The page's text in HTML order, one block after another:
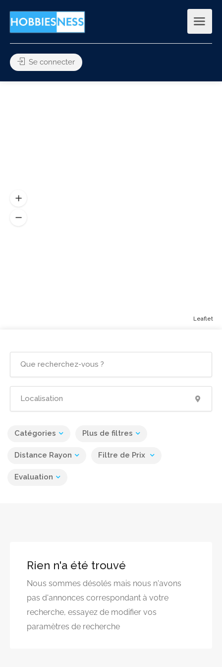
Se connecter
Catégories Plus de filtres
Distance Rayon Filtre de Prix
Evaluation
Rien n'a été trouvé
Nous sommes désolés mais nous n'avons
pas d'annonces correspondant à votre
recherche, essayez de modifier vos
paramètres de recherche
Leaflet